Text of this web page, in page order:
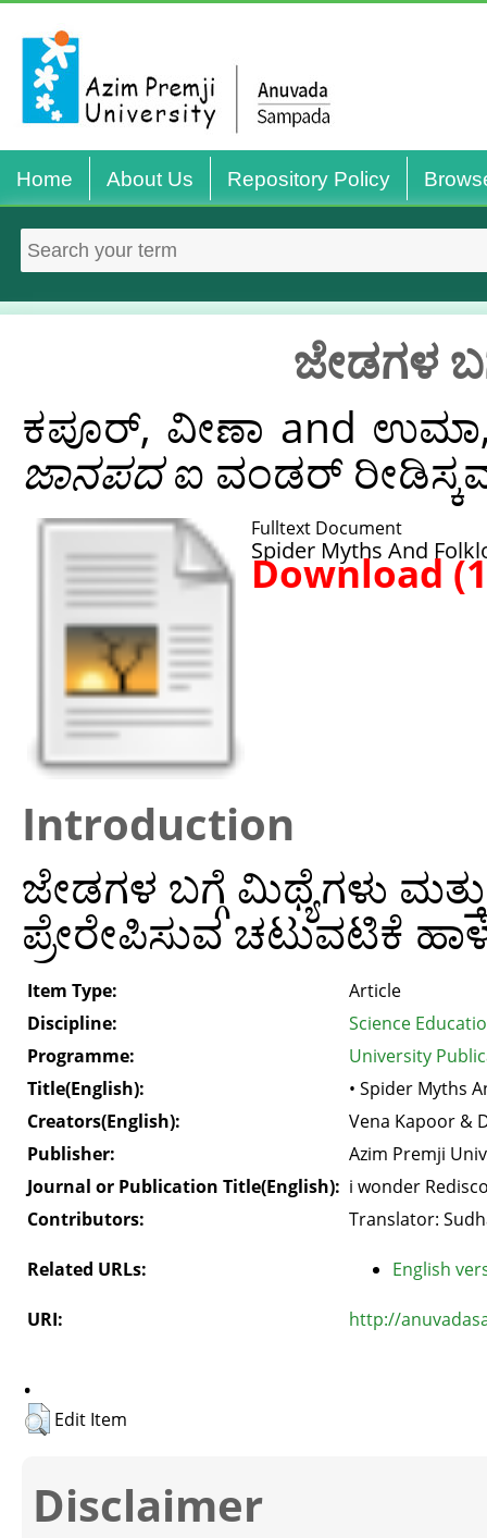
Home About Us Repository Policy
ಜೇಡಗಳ
ಕಪೂರ್, ವೀಣಾ and ಉಮಾ,
ಜಾನಪದಐ ವಂಡರ್
Fulltext Document
Spider Myths And
Download
Introduction
ಜೇಡಗಳ ಬಗ್ಗೆ ಮಿಥ್ಯೆಗಳು
ಪ್ರೇರೇಪಿಸುವ ಚಟುವಟಿಕೆ
Item Type:
Article
Discipline:
Science
Programme:
University
Title(English):
• Spider Myths
Creators(English):
Vena Kapoor &
Publisher:
Azim Premji
Journal or Publication Title(English): i wonder
Contributors:
Translator:
Related URLs: English
URI: http://
.
Edit Item
Disclaimer